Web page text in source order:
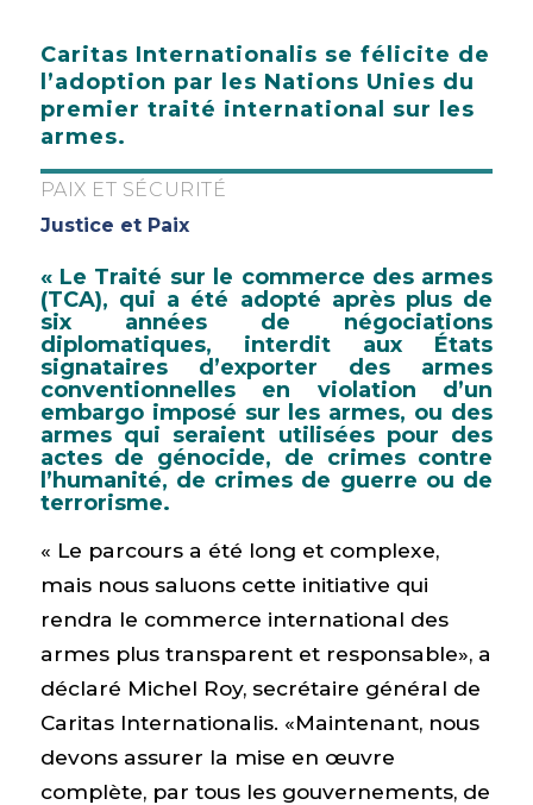
Caritas Internationalis se félicite de
l’adoption par les Nations Unies du
premier traité international sur les
armes.
PAIX ET SÉCURITÉ
Justice et Paix
« Le Traité sur le commerce des armes
(TCA), qui a été adopté après plus de
six années de négociations
diplomatiques, interdit aux États
signataires d’exporter des armes
conventionnelles en violation d’un
embargo imposé sur les armes, ou des
armes qui seraient utilisées pour des
actes de génocide, de crimes contre
l’humanité, de crimes de guerre ou de
terrorisme.
« Le parcours a été long et complexe,
mais nous saluons cette initiative qui
rendra le commerce international des
armes plus transparent et responsable», a
déclaré Michel Roy, secrétaire général de
Caritas Internationalis. «Maintenant, nous
devons assurer la mise en œuvre
complète, par tous les gouvernements, de